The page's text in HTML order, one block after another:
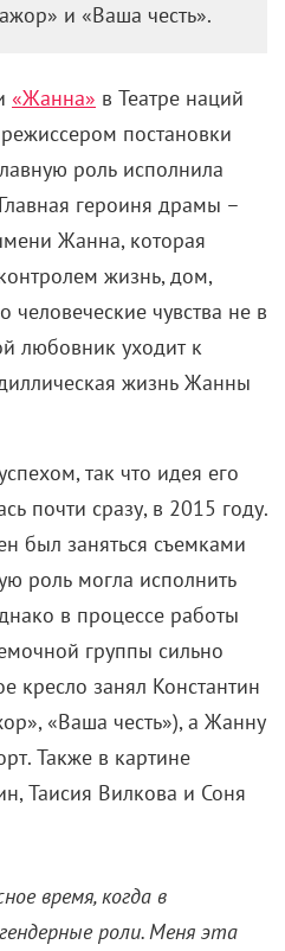
и «Ваша честь».
«Жанна» в Театре наций
постановки
роль исполнила
героиня драмы –
Жанна, которая
жизнь, дом,
человеческие чувства не в
любовник уходит к
жизнь Жанны
так что идея его
почти сразу, в 2015 году.
был заняться съемками
роль могла исполнить
в процессе работы
группы сильно
кресло занял Константин
«Ваша честь»), а Жанну
Также в картине
Таисия Вилкова и Соня
время, когда в
роли. Меня эта